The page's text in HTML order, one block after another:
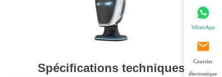
Spécifications techniques
WhatsApp
Courrier
électronique